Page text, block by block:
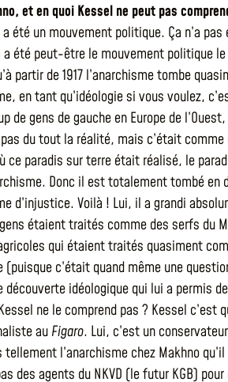
et en quoi Kessel ne peut pas
été un mouvement politique. Ça n’a
été peut-être le mouvement politique
partir de 1917 l’anarchisme tombe
en tant qu’idéologie si vous voulez,
de gens de gauche en Europe de
du tout la réalité, mais c’était
ce paradis sur terre était réalisé, le
Donc il est totalement tombé en
Voilà ! Lui, il a grandi
étaient traités comme des serfs du
qui étaient traités quasiment
c’était quand même une
découverte idéologique qui lui a permis
ne le comprend pas ? Kessel c’est
auFigaro. Lui, c’est un
l’anarchisme chez Makhno
des agents du NKVD (le futur KGB)